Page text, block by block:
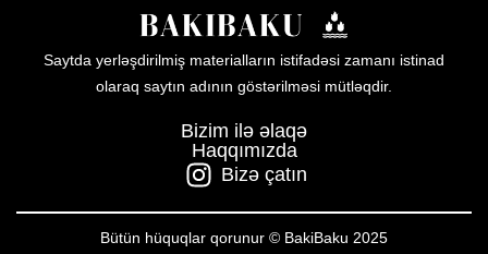
Saytda yerləşdirilmiş materialların istifadəsi zamanı istinad
olaraq saytın adının göstərilməsi mütləqdir.
Bizim ilə əlaqə
Haqqımızda
Bizə çatın
Bütün hüquqlar qorunur © BakiBaku 2025